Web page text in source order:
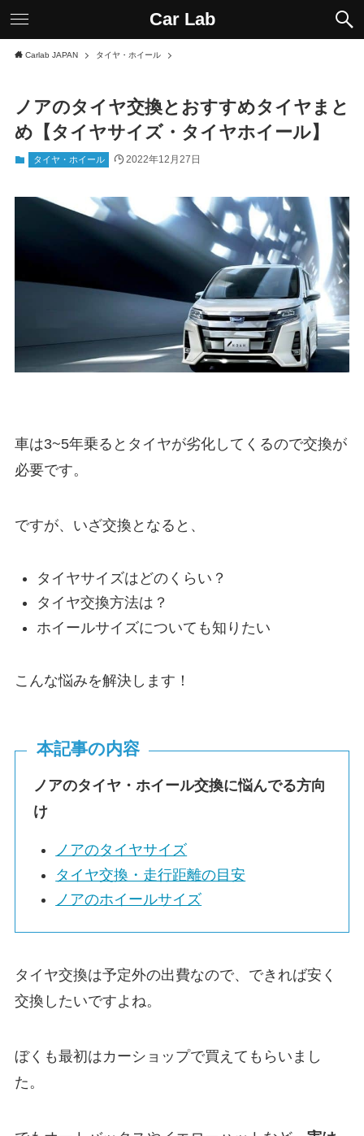
Car Lab
Carlab JAPAN タイヤ・ホイール
ノアのタイヤ交換とおすすめタイヤまと
め【タイヤサイズ・タイヤホイール】
タイヤ・ホイール 2022年12月27日
車は3~5年乗るとタイヤが劣化してくるので交換が
必要です。
ですが、いざ交換となると、
タイヤサイズはどのくらい？
タイヤ交換方法は？
ホイールサイズについても知りたい
こんな悩みを解決します！
本記事の内容
ノアのタイヤ・ホイール交換に悩んでる方向
け
ノアのタイヤサイズ
タイヤ交換・走行距離の目安
ノアのホイールサイズ
タイヤ交換は予定外の出費なので、できれば安く
交換したいですよね。
ぼくも最初はカーショップで買えてもらいまし
た。